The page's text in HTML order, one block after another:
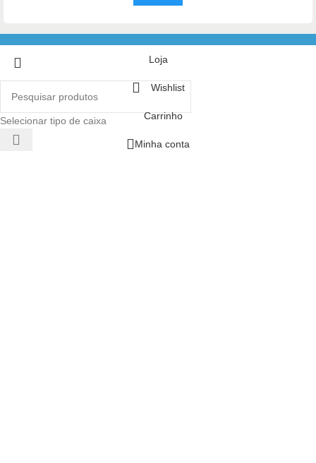
Selecionar tipo de caixa
Loja
Wishlist
Carrinho
Minha conta